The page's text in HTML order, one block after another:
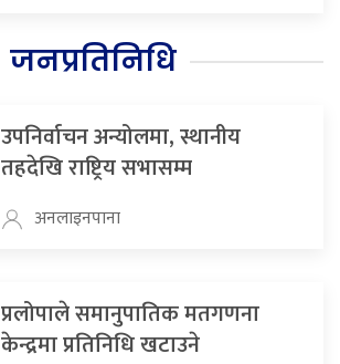
जनप्रतिनिधि
उपनिर्वाचन अन्योलमा, स्थानीय
तहदेखि राष्ट्रिय सभासम्म
अनलाइनपाना
प्रलोपाले समानुपातिक मतगणना
केन्द्रमा प्रतिनिधि खटाउने